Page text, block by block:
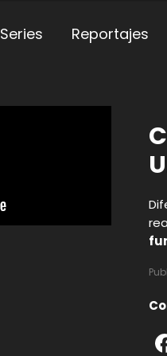
Series Reportajes